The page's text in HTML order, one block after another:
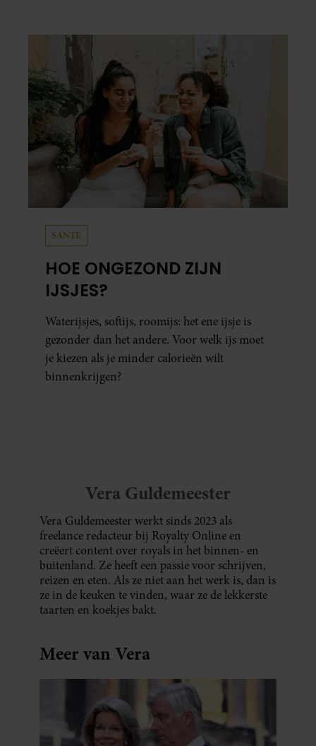
SANTE
HOE ONGEZOND ZIJN
IJSJES?
Waterijsjes, softijs, roomijs: het ene ijsje is
gezonder dan het andere. Voor welk ijs moet
je kiezen als je minder calorieën wilt
binnenkrijgen?
Vera Guldemeester
Vera Guldemeester werkt sinds 2023 als
freelance redacteur bij Royalty Online en
creëert content over royals in het binnen- en
buitenland. Ze heeft een passie voor schrijven,
reizen en eten. Als ze niet aan het werk is, dan is
ze in de keuken te vinden, waar ze de lekkerste
taarten en koekjes bakt.
Meer van Vera